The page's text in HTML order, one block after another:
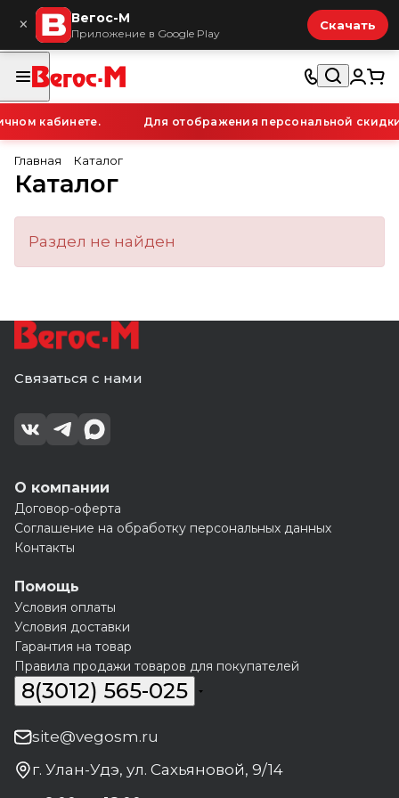
× Вегос-М
Приложение в Google Play
Скачать
кабинете. Для отображения персональной
Главная Каталог
Каталог
Раздел не найден
Связаться с нами
О компании
Договор-оферта
Соглашение на обработку персональных данных
Контакты
Помощь
Условия оплаты
Условия доставки
Гарантия на товар
Правила продажи товаров для покупателей
8(3012) 565-025
site@vegosm.ru
г. Улан-Удэ, ул. Сахьяновой, 9/14